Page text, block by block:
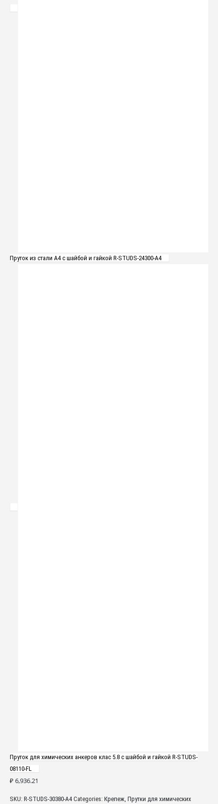
Пруток из стали А4 с шайбой и гайкой R-STUDS-24300-A4
Пруток для химических анкеров клас 5.8 с шайбой и гайкой R-STUDS-
08110-FL
₽ 6,936.21
SKU: R-STUDS-30380-A4 Categories: Крепеж Прутки для химических